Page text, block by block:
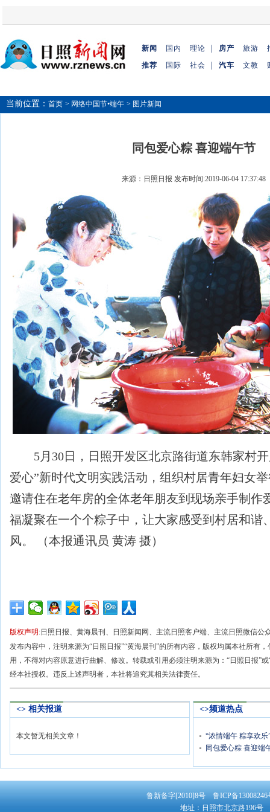
新闻 国内 理论 ｜ 房产 旅游
推荐
国际 社会 ｜ 汽车 文教
当前位置： 首页 > 网络中国节•端午 > 图片新闻
同包爱心粽 喜迎端午节
来源：日照日报 发布时间:2019-06-04 17:37:48
5月30日，日照开发区北京路街道东韩家村开
爱心”新时代文明实践活动，组织村居青年妇女
邀请住在老年房的全体老年朋友到现场亲手制作
福凝聚在一个个粽子中，让大家感受到村居和谐
风。 （本报通讯员 黄涛 摄）
版权声明 :日照日报、黄海晨刊、日照新闻网、主流日照客户端、主流日照微信公
发布内容中，注明来源为“日照日报”“黄海晨刊”的所有内容，版权均属本社所有
用，不得对内容原意进行曲解、修改。转载或引用必须注明来源为：“日照日报”
经本社授权。违反上述声明者，本社将追究其相关法律责任。
<> 相关报道
本文暂无相关文章！
<>频道热点
“浓情端午 粽享欢乐
同包爱心粽 喜迎端
鲁新备字[2010]8号 鲁ICP备
地址：日照市北京路196